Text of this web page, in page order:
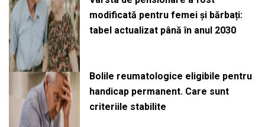
modificată pentru femei și bărbați:
tabel actualizat până în anul 2030
Bolile reumatologice eligibile pentru
handicap permanent. Care sunt
criteriile stabilite